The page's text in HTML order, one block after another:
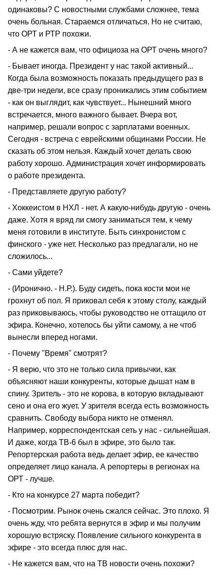
одинаковы? С новостными службами сложнее, тема
очень больная. Стараемся отличаться. Но не считаю,
что ОРТ и РТР похожи.
- А не кажется вам, что официоза на ОРТ очень много?
- Бывает иногда. Президент у нас такой активный...
Когда была возможность показать предыдущего раз в
две-три недели, все сразу проникались этим событием
- как он выглядит, как чувствует... Нынешний много
встречается, много важного бывает. Вчера вот,
например, решали вопрос с зарплатами военных.
Сегодня - встреча с еврейскими общинами России. Не
сказать об этом нельзя. Каждый хочет делать свою
работу хорошо. Администрация хочет информировать
о работе президента.
- Представляете другую работу?
- Хоккеистом в НХЛ - нет. А какую-нибудь другую - очень
даже. Хотя я вряд ли смогу заниматься тем, к чему
меня готовили в институте. Быть синхронистом с
финского - уже нет. Несколько раз предлагали, но не
сложилось...
- Сами уйдете?
- (Иронично. - Н.Р.). Буду сидеть, пока кости мои не
грохнут об пол. Я приковал себя к этому столу, каждый
раз приковываюсь, чтобы руководство не оттащило от
эфира. Конечно, хотелось бы уйти самому, а не чтоб
вынесли вперед ногами.
- Почему "Время" смотрят?
- Я верю, что это не только сила привычки, как
объясняют наши конкуренты, которые дышат нам в
спину. Зритель - это не корова, в которую вкладывают
сено и она его жует. У зрителя всегда есть возможность
сравнить. Свободу выбора никто не отменял.
Например, корреспондентская сеть у нас - сильнейшая.
И даже, когда ТВ-6 был в эфире, это было так.
Репортерская работа ведь делает эфир, ее качество
определяет лицо канала. А репортеры в регионах на
ОРТ - лучше.
- Кто на конкурсе 27 марта победит?
- Посмотрим. Рынок очень сжался сейчас. Это плохо. Я
очень жду, что ребята вернутся в эфир и мы получим
хорошую встряску. Появление сильного конкурента в
эфире - это всегда плюс для нас.
- Не кажется вам, что на ТВ новости очень похожи?